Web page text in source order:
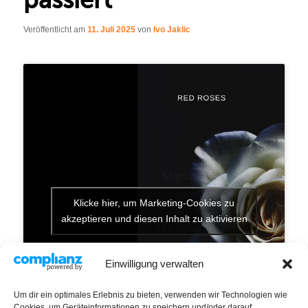
Einwilligung verwalten
Um dir ein optimales Erlebnis zu bieten, verwenden wir Technologien wie
Veröffentlicht am11. Juli 2025 von Ivo Jaklic
Klicke hier, um Marketing-Cookies zu
akzeptieren und diesen Inhalt zu aktivieren